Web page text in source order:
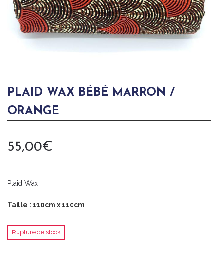
PLAID WAX BÉBÉ MARRON /
ORANGE
55,00€
Plaid Wax
Taille : 110cm x 110cm
Rupture de stock